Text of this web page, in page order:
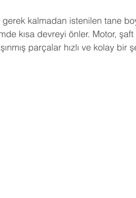
gerek kalmadan istenilen tane
kısa devreyi önler. Motor,
parçalar hızlı ve kolay bir